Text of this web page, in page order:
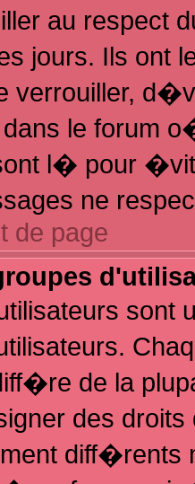
au respect
jours. Ils ont
verrouiller,
dans le forum
l� pour
ne
de page
sont
de la
des
diff�rents